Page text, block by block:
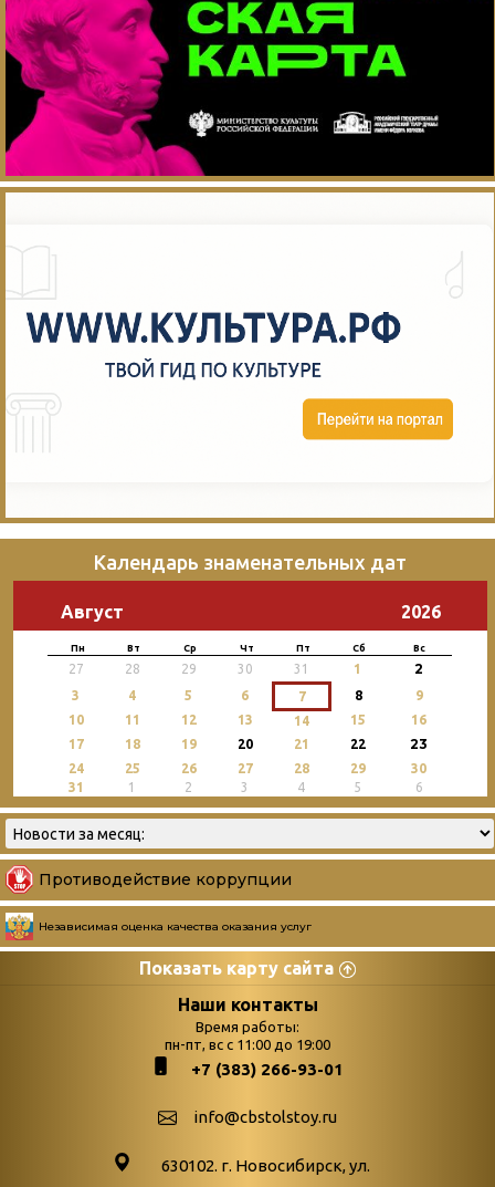
Календарь знаменательных дат
Август 2026
Пн Вт Ср Чт Пт Сб Вс
27 28 29 30 31 1 2
3 4 5 6 7 8
9
10
11 12 13 14 15
16
17
18 19 20 21 22 23
24 25 26 27 28 29
30
31
1 2 3 4 5 6
Противодействие коррупции
Независимая оценка качества оказания услуг
Показать карту сайта
Страницы
podvedenie-itogov-festivalya-
paskhalnaya-palitra
поступлений
Война. Народ.
Наши контакты
Время работы:
пн-пт, вс с 11:00 до 19:00
+7 (383) 266-93-01
info@cbstolstoy.ru
630102. г. Новосибирск, ул.